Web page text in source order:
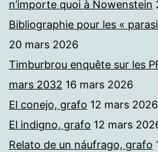
n’importe quoi à Nowenstein
Bibliographie pour les «
20 mars 2026
Timburbrou enquête sur les
mars 2032 16 mars 2026
El conejo, grafo 12 mars 2026
El indigno, grafo 12 mars
Relato de un náufrago, grafo